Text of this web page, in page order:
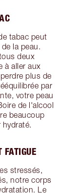
tabac peut
la peau.
deux
à aller aux
plus de
par
votre peau
de l'alcool
beaucoup
FATIGUE
stressés,
notre corps
Le